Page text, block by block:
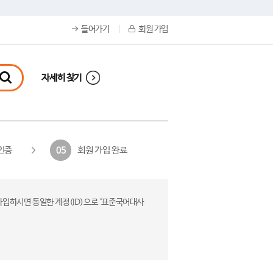
들어가기 회원 가입
자세히 찾기
증 05 회원 가입 완료
하시면 동일한 계정(ID)으로 ‘표준국어대사